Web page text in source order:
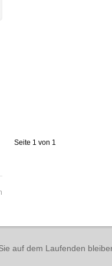
Seite 1 von 1
auf dem Laufenden